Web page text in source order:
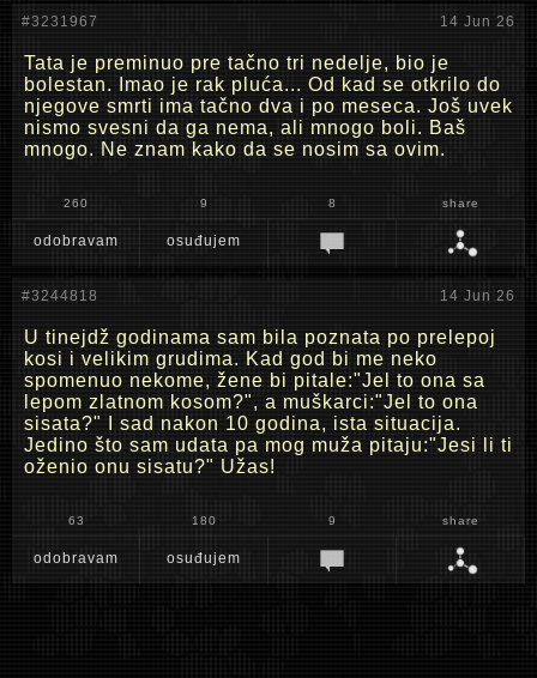
#3231967 14 Jun 26
Tata je preminuo pre tačno tri nedelje, bio je
bolestan. Imao je rak pluća... Od kad se otkrilo do
njegove smrti ima tačno dva i po meseca. Još uvek
nismo svesni da ga nema, ali mnogo boli. Baš
mnogo. Ne znam kako da se nosim sa ovim.
260 9 8 share
odobravam osuđujem
#3244818 14 Jun 26
U tinejdž godinama sam bila poznata po prelepoj
kosi i velikim grudima. Kad god bi me neko
spomenuo nekome, žene bi pitale:"Jel to ona sa
lepom zlatnom kosom?", a muškarci:"Jel to ona
sisata?" I sad nakon 10 godina, ista situacija.
Jedino što sam udata pa mog muža pitaju:"Jesi li ti
oženio onu sisatu?" Užas!
63 180 9 share
odobravam osuđujem